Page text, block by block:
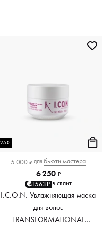
250
5 000 ₽ для бьюти-мастера
6 250 ₽
1563₽ в сплит
I.C.O.N. Увлажняющая маска
для волос
TRANSFORMATIONAL